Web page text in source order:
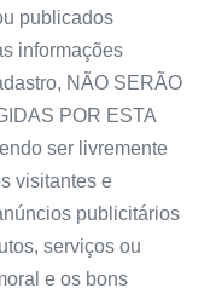
publicados
informações
NÃO SERÃO
POR ESTA
ser livremente
visitantes e
publicitários
serviços ou
e os bons